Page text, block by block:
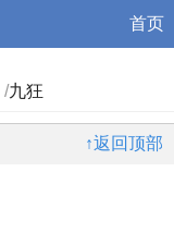
首页
/九狂
↑返回顶部